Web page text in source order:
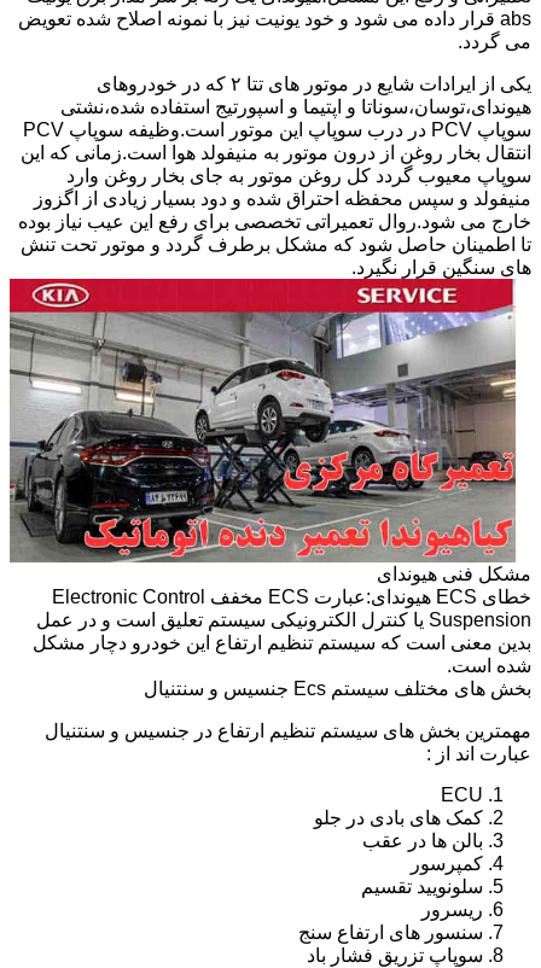
abs قرار داده می شود و خود یونیت نیز با نمونه اصلاح شده تعویض
می گردد.
یکی از ایرادات شایع در موتور های تتا ۲ که در خودروهای
هیوندای،توسان،سوناتا و اپتیما و اسپورتیج استفاده شده،نشتی
سوپاپ PCV در درب سوپاپ این موتور است.وظیفه سوپاپ PCV
انتقال بخار روغن از درون موتور به منیفولد هوا است.زمانی که این
سوپاپ معیوب گردد کل روغن موتور به جای بخار روغن وارد
منیفولد و سپس محفظه احتراق شده و دود بسیار زیادی از اگزوز
خارج می شود.روال تعمیراتی تخصصی برای رفع این عیب نیاز بوده
تا اطمینان حاصل شود که مشکل برطرف گردد و موتور تحت تنش
های سنگین قرار نگیرد.
مشکل فنی هیوندای
خطای ECS هیوندای:عبارت ECS مخفف Electronic Control
Suspension یا کنترل الکترونیکی سیستم تعلیق است و در عمل
بدین معنی است که سیستم تنظیم ارتفاع این خودرو دچار مشکل
شده است.
بخش های مختلف سیستم Ecs جنسیس و سنتنیال
مهمترین بخش های سیستم تنظیم ارتفاع در جنسیس و سنتنیال
عبارت اند از :
ECU
کمک های بادی در جلو
بالن ها در عقب
کمپرسور
سلونویید تقسیم
ریسرور
سنسور های ارتفاع سنج
سوپاپ تزریق فشار باد